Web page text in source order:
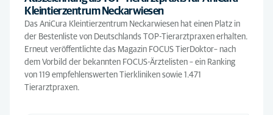
Kleintierzentrum Neckarwiesen
Das AniCura Kleintierzentrum Neckarwiesen hat einen Platz in
der Bestenliste von Deutschlands TOP-Tierarztpraxen erhalten.
Erneut veröffentlichte das Magazin FOCUS TierDoktor– nach
dem Vorbild der bekannten FOCUS-Ärztelisten – ein Ranking
von 119 empfehlenswerten Tierkliniken sowie 1.471
Tierarztpraxen.